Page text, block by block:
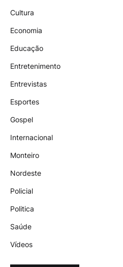
Cultura
Economia
Educação
Entretenimento
Entrevistas
Esportes
Gospel
Internacional
Monteiro
Nordeste
Policial
Politica
Saúde
Vídeos